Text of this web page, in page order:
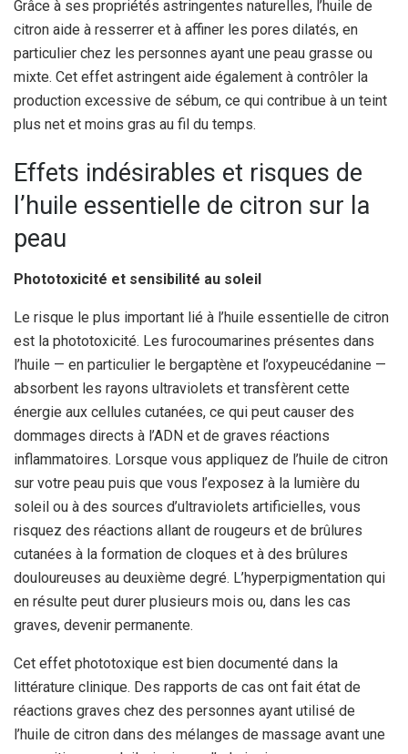
Grâce à ses propriétés astringentes naturelles, l’huile de
citron aide à resserrer et à affiner les pores dilatés, en
particulier chez les personnes ayant une peau grasse ou
mixte. Cet effet astringent aide également à contrôler la
production excessive de sébum, ce qui contribue à un teint
plus net et moins gras au fil du temps.
Effets indésirables et risques de
l’huile essentielle de citron sur la
peau
Phototoxicité et sensibilité au soleil
Le risque le plus important lié à l’huile essentielle de citron
est la phototoxicité. Les furocoumarines présentes dans
l’huile — en particulier le bergaptène et l’oxypeucédanine —
absorbent les rayons ultraviolets et transfèrent cette
énergie aux cellules cutanées, ce qui peut causer des
dommages directs à l’ADN et de graves réactions
inflammatoires. Lorsque vous appliquez de l’huile de citron
sur votre peau puis que vous l’exposez à la lumière du
soleil ou à des sources d’ultraviolets artificielles, vous
risquez des réactions allant de rougeurs et de brûlures
cutanées à la formation de cloques et à des brûlures
douloureuses au deuxième degré. L’hyperpigmentation qui
en résulte peut durer plusieurs mois ou, dans les cas
graves, devenir permanente.
Cet effet phototoxique est bien documenté dans la
littérature clinique. Des rapports de cas ont fait état de
réactions graves chez des personnes ayant utilisé de
l’huile de citron dans des mélanges de massage avant une